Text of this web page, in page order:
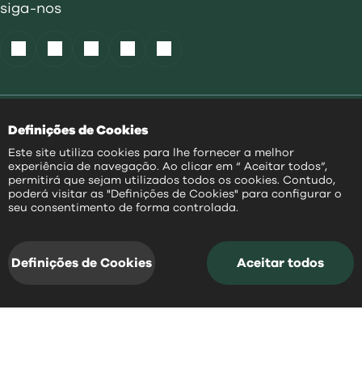
Definições de Cookies
Este site utiliza cookies para lhe fornecer a melhor
experiência de navegação. Ao clicar em “ Aceitar todos”,
permitirá que sejam utilizados todos os cookies. Contudo,
poderá visitar as "Definições de Cookies" para configurar o
seu consentimento de forma controlada.
Definições de Cookies Aceitar todos
siga-nos
Acessibilidade
Política Privacidade
Aviso Transparência
Mapa do Site